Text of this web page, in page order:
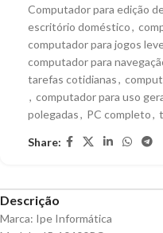
Computador para edição
escritório doméstico,
computador para jogos
computador para
tarefas cotidianas,
, computador para uso
polegadas, PC completo,
Share:
Descrição
Marca: Ipe Informática